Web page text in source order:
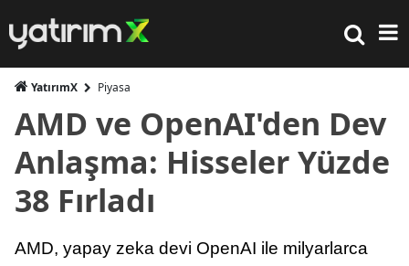
YatırımX Piyasa
AMD ve OpenAI'den Dev
Anlaşma: Hisseler Yüzde
38 Fırladı
AMD, yapay zeka devi OpenAI ile milyarlarca